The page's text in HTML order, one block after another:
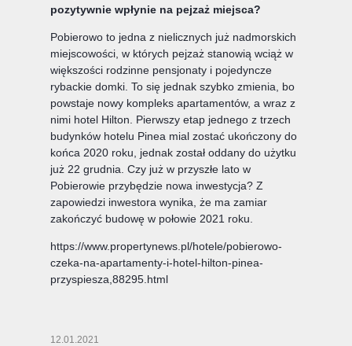
pozytywnie wpłynie na pejzaż miejsca?
Pobierowo to jedna z nielicznych już nadmorskich
miejscowości, w których pejzaż stanowią wciąż w
większości rodzinne pensjonaty i pojedyncze
rybackie domki. To się jednak szybko zmienia, bo
powstaje nowy kompleks apartamentów, a wraz z
nimi hotel Hilton. Pierwszy etap jednego z trzech
budynków hotelu Pinea mial zostać ukończony do
końca 2020 roku, jednak został oddany do użytku
już 22 grudnia. Czy już w przyszłe lato w
Pobierowie przybędzie nowa inwestycja? Z
zapowiedzi inwestora wynika, że ma zamiar
zakończyć budowę w połowie 2021 roku.
https://www.propertynews.pl/hotele/pobierowo-
czeka-na-apartamenty-i-hotel-hilton-pinea-
przyspiesza,88295.html
12.01.2021